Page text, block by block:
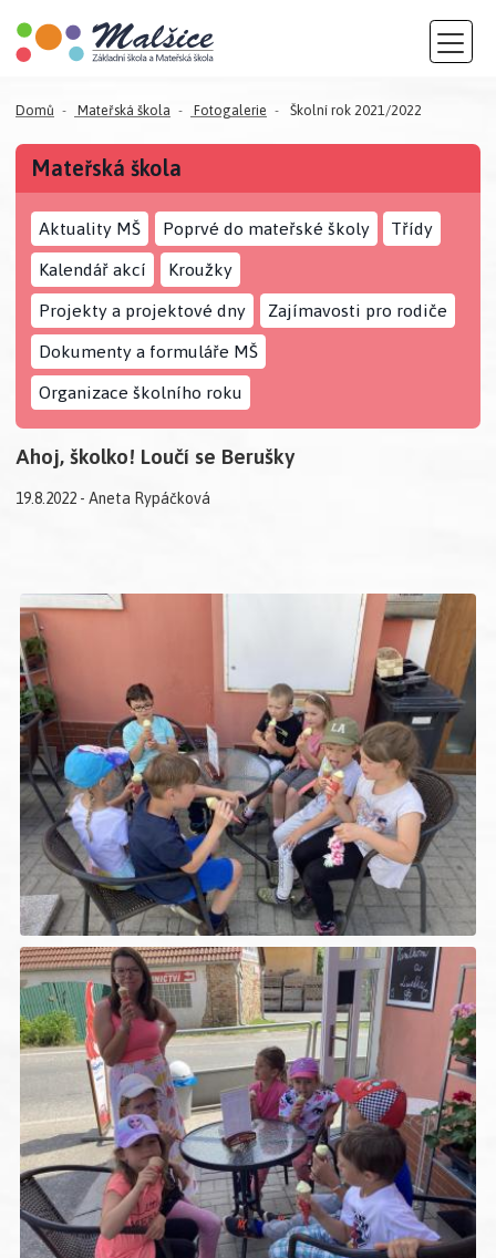
Domů Mateřská škola Fotogalerie Školní rok 2021/2022
Mateřská škola
Aktuality MŠ Poprvé do mateřské školy Třídy
Kalendář akcí Kroužky
Projekty a projektové dny Zajímavosti pro rodiče
Dokumenty a formuláře MŠ
Organizace školního roku
Ahoj, školko! Loučí se Berušky
19.8.2022 - Aneta Rypáčková